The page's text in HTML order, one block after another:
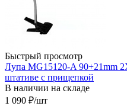
Быстрый просмотр
Лупа MG15120-A 90+21mm
штативе с прищепкой
В наличии на складе
1 090 ₽/шт